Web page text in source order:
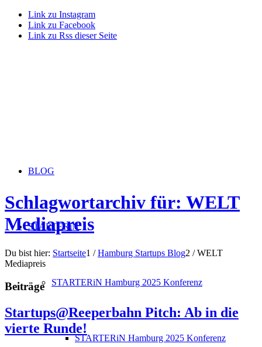
Link zu Instagram
Link zu Facebook
Link zu Rss dieser Seite
BLOG
STARTERiN
STARTERiN Hamburg 2025 Konferenz
STARTERiN Hamburg 2025 Konferenz
Schlagwortarchiv für: WELT
Mediapreis
Du bist hier: Startseite1 / Hamburg Startups Blog2 / WELT
Mediapreis
Beiträge
Startups@Reeperbahn Pitch: Ab in die
vierte Runde!